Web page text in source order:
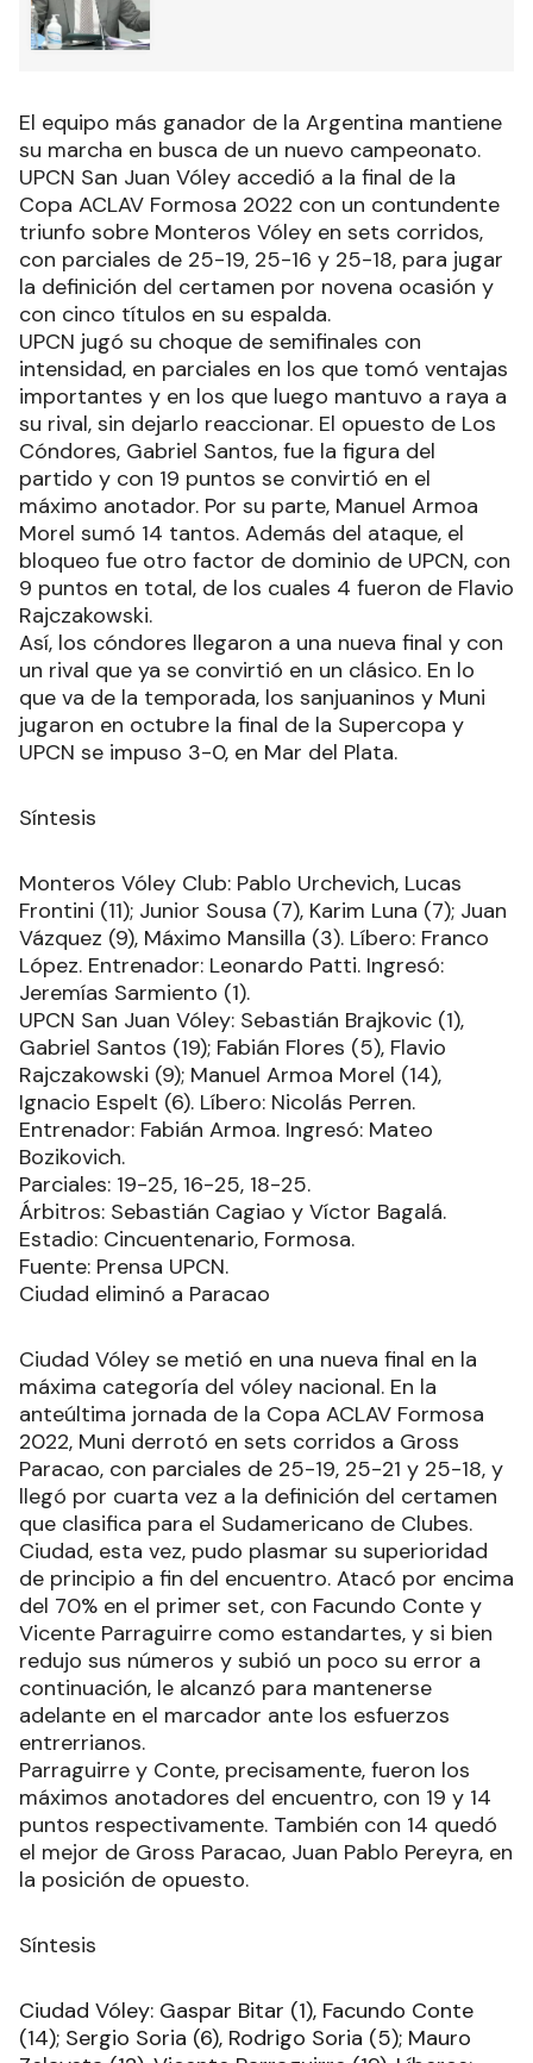
El equipo más ganador de la Argentina mantiene
su marcha en busca de un nuevo campeonato.
UPCN San Juan Vóley accedió a la final de la
Copa ACLAV Formosa 2022 con un contundente
triunfo sobre Monteros Vóley en sets corridos,
con parciales de 25-19, 25-16 y 25-18, para jugar
la definición del certamen por novena ocasión y
con cinco títulos en su espalda.
UPCN jugó su choque de semifinales con
intensidad, en parciales en los que tomó ventajas
importantes y en los que luego mantuvo a raya a
su rival, sin dejarlo reaccionar. El opuesto de Los
Cóndores, Gabriel Santos, fue la figura del
partido y con 19 puntos se convirtió en el
máximo anotador. Por su parte, Manuel Armoa
Morel sumó 14 tantos. Además del ataque, el
bloqueo fue otro factor de dominio de UPCN, con
9 puntos en total, de los cuales 4 fueron de Flavio
Rajczakowski.
Así, los cóndores llegaron a una nueva final y con
un rival que ya se convirtió en un clásico. En lo
que va de la temporada, los sanjuaninos y Muni
jugaron en octubre la final de la Supercopa y
UPCN se impuso 3-0, en Mar del Plata.
Síntesis
Monteros Vóley Club: Pablo Urchevich, Lucas
Frontini (11); Junior Sousa (7), Karim Luna (7); Juan
Vázquez (9), Máximo Mansilla (3). Líbero: Franco
López. Entrenador: Leonardo Patti. Ingresó:
Jeremías Sarmiento (1).
UPCN San Juan Vóley: Sebastián Brajkovic (1),
Gabriel Santos (19); Fabián Flores (5), Flavio
Rajczakowski (9); Manuel Armoa Morel (14),
Ignacio Espelt (6). Líbero: Nicolás Perren.
Entrenador: Fabián Armoa. Ingresó: Mateo
Bozikovich.
Parciales: 19-25, 16-25, 18-25.
Árbitros: Sebastián Cagiao y Víctor Bagalá.
Estadio: Cincuentenario, Formosa.
Fuente: Prensa UPCN.
Ciudad eliminó a Paracao
Ciudad Vóley se metió en una nueva final en la
máxima categoría del vóley nacional. En la
anteúltima jornada de la Copa ACLAV Formosa
2022, Muni derrotó en sets corridos a Gross
Paracao, con parciales de 25-19, 25-21 y 25-18, y
llegó por cuarta vez a la definición del certamen
que clasifica para el Sudamericano de Clubes.
Ciudad, esta vez, pudo plasmar su superioridad
de principio a fin del encuentro. Atacó por encima
del 70% en el primer set, con Facundo Conte y
Vicente Parraguirre como estandartes, y si bien
redujo sus números y subió un poco su error a
continuación, le alcanzó para mantenerse
adelante en el marcador ante los esfuerzos
entrerrianos.
Parraguirre y Conte, precisamente, fueron los
máximos anotadores del encuentro, con 19 y 14
puntos respectivamente. También con 14 quedó
el mejor de Gross Paracao, Juan Pablo Pereyra, en
la posición de opuesto.
Síntesis
Ciudad Vóley: Gaspar Bitar (1), Facundo Conte
(14); Sergio Soria (6), Rodrigo Soria (5); Mauro